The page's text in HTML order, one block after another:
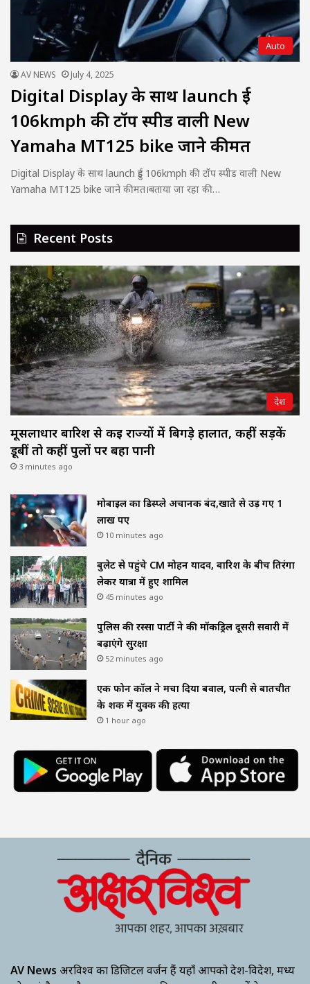
Auto
AV NEWS July 4, 2025
Digital Display के साथ launch हुई
106kmph की टॉप स्पीड वाली New
Yamaha MT125 bike जाने कीमत
Digital Display के साथ launch हुई 106kmph की टॉप स्पीड वाली New
Yamaha MT125 bike जाने कीमत।बताया जा रहा की…
Recent Posts
देश
मूसलाधार बारिश से कई राज्यों में बिगड़े हालात, कहीं सड़कें
डूबीं तो कहीं पुलों पर बहा पानी
3 minutes ago
मोबाइल का डिस्प्ले अचानक बंद,खाते से उड़ गए 1
लाख रुपए
10 minutes ago
बुलेट से पहुंचे CM मोहन यादव, बारिश के बीच तिरंगा
लेकर यात्रा में हुए शामिल
45 minutes ago
पुलिस की रस्सा पार्टी ने की मॉकड्रिल दूसरी सवारी में
बढ़ाएंगे सुरक्षा
52 minutes ago
एक फोन कॉल ने मचा दिया बवाल, पत्नी से बातचीत
के शक में युवक की हत्या
1 hour ago
AV News अक्षरविश्व का डिजिटल वर्जन हैं यहाँ आपको देश-विदेश, मध्य